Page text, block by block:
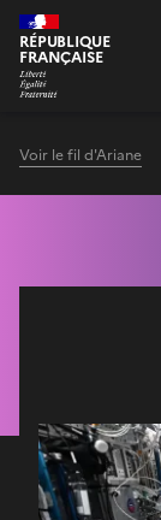
Panneau de
RÉPUBLIQUE
FRANÇAISE
Voir le fil d'Ariane